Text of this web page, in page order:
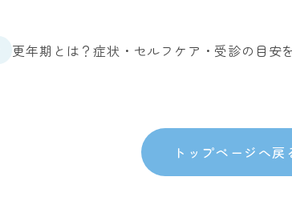
更年期とは？症状・セルフケア・受診の目安
トップページへ戻